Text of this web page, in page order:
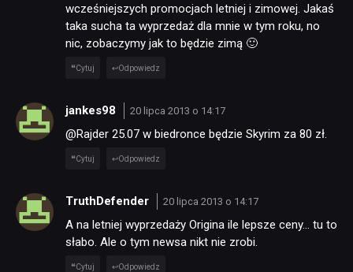
wcześniejszych promocjach letniej i zimowej. Jakaś
taka sucha ta wyprzedaż dla mnie w tym roku, no
nic, zobaczymy jak to będzie zimą 🙂
Cytuj Odpowiedz
jankes98 20 lipca 2013 o 14:17
@Rajder 25.07 w biedronce będzie Skyrim za 80 zł.
Cytuj Odpowiedz
TruthDefender 20 lipca 2013 o 14:17
A na letniej wyprzedaży Origina ile lepsze ceny… tu to
słabo. Ale o tym newsa nikt nie zrobi.
Cytuj Odpowiedz